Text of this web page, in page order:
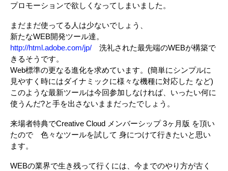
プロモーションで欲しくなってしまいました。
まだまだ使ってる人は少ないでしょう、
新たなWEB開発ツール達。
http://html.adobe.com/jp/ 洗礼された最先端のWEBが構築で
きるそうです。
Web標準の更なる進化を求めています。(簡単にシンプルに
見やすく時にはダイナミックに様々な機種に対応した など)
このような最新ツールは今回参加しなければ、いったい何に
使うんだ?と手を出さないままだったでしょう。
来場者特典でCreative Cloud メンバーシップ 3ヶ月版 を頂い
たので 色々なツールを試して 身につけて行きたいと思い
ます。
WEBの業界で生き残って行くには、今までのやり方が古く